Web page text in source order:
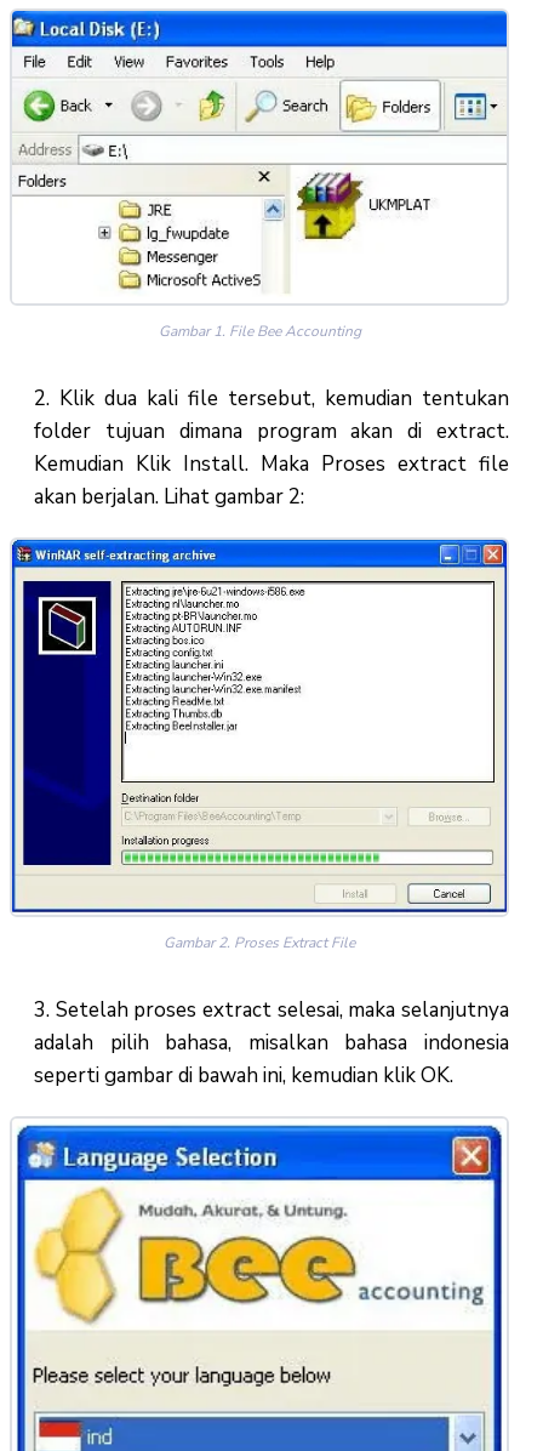
Gambar 1. File Bee Accounting
2. Klik dua kali file tersebut, kemudian tentukan
folder tujuan dimana program akan di extract.
Kemudian Klik Install. Maka Proses extract file
akan berjalan. Lihat gambar 2:
Gambar 2. Proses Extract File
3. Setelah proses extract selesai, maka selanjutnya
adalah pilih bahasa, misalkan bahasa indonesia
seperti gambar di bawah ini, kemudian klik OK.